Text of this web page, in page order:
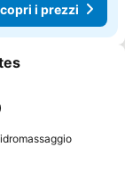
i prezzi
Scopri